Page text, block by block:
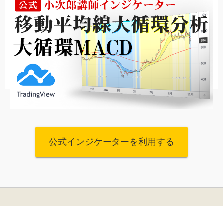
公式インジケーターを利用する